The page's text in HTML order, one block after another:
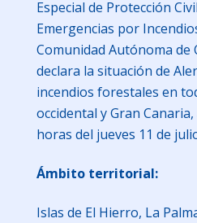
Especial de Protección
Emergencias por
Comunidad Autónoma de
declara la situación de
incendios forestales en
occidental y Gran
horas del jueves 11 de
Ámbito territorial:
Islas de El Hierro, La